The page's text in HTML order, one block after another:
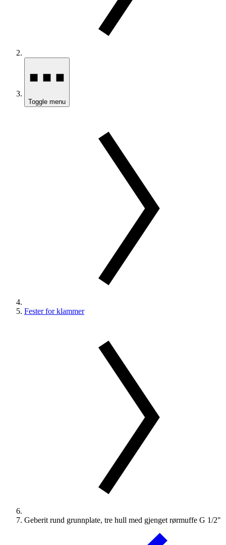
Toggle menu
Fester for klammer
Geberit rund grunnplate, tre hull med gjenget rørmuffe G 1/2"